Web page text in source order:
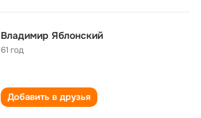
Владимир Яблонский
61 год
Добавить в друзья